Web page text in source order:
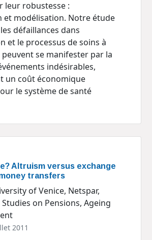
leur robustesse :
modélisation. Notre étude
défaillances dans
et le processus de soins à
se manifester par la
indésirables,
un coût économique
le système de santé
Altruism versus exchange
transfers
of Venice, Netspar,
on Pensions, Ageing
2011